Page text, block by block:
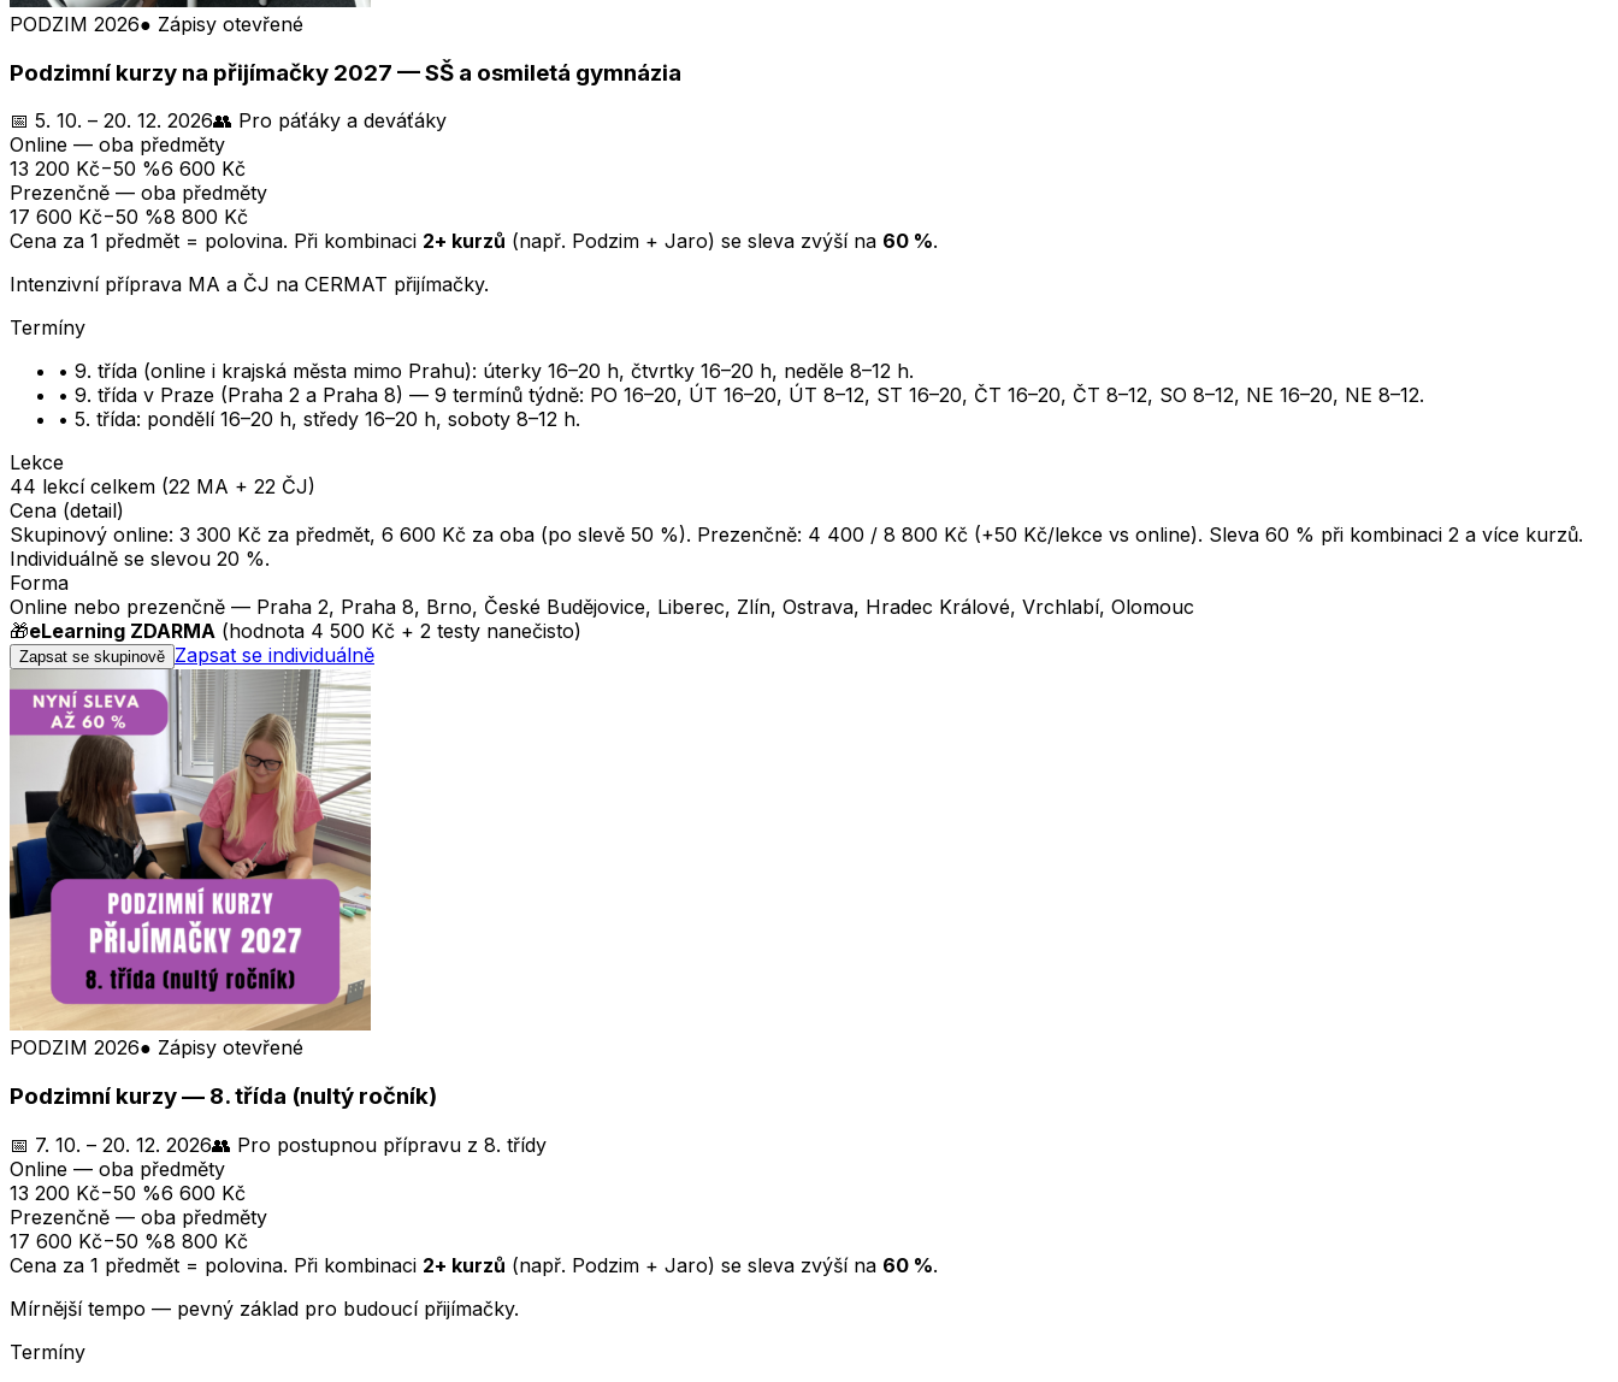
PODZIM 2026● Zápisy otevřené
Podzimní kurzy na přijímačky 2027 — SŠ a osmiletá gymnázia
📅 5. 10. – 20. 12. 2026👥 Pro páťáky a deváťáky
Online — oba předměty
13 200 Kč−50 %6 600 Kč
Prezenčně — oba předměty
17 600 Kč−50 %8 800 Kč
Cena za 1 předmět = polovina. Při kombinaci 2+ kurzů (např. Podzim + Jaro) se sleva zvýší na 60 %.
Intenzivní příprava MA a ČJ na CERMAT přijímačky.
Termíny
• 9. třída (online i krajská města mimo Prahu): úterky 16–20 h, čtvrtky 16–20 h, neděle 8–12 h.
• 9. třída v Praze (Praha 2 a Praha 8) — 9 termínů týdně: PO 16–20, ÚT 16–20, ÚT 8–12, ST 16–20, ČT 16–20, ČT 8–12, SO 8–12, NE 16–20, NE 8–12.
• 5. třída: pondělí 16–20 h, středy 16–20 h, soboty 8–12 h.
Lekce
44 lekcí celkem (22 MA + 22 ČJ)
Cena (detail)
Skupinový online: 3 300 Kč za předmět, 6 600 Kč za oba (po slevě 50 %). Prezenčně: 4 400 / 8 800 Kč (+50 Kč/lekce vs online). Sleva 60 % při kombinaci 2 a více kurzů.
Individuálně se slevou 20 %.
Forma
Online nebo prezenčně — Praha 2, Praha 8, Brno, České Budějovice, Liberec, Zlín, Ostrava, Hradec Králové, Vrchlabí, Olomouc
🎁eLearning ZDARMA (hodnota 4 500 Kč + 2 testy nanečisto)
Zapsat se skupinově Zapsat se individuálně
PODZIM 2026● Zápisy otevřené
Podzimní kurzy — 8. třída (nultý ročník)
📅 7. 10. – 20. 12. 2026👥 Pro postupnou přípravu z 8. třídy
Online — oba předměty
13 200 Kč−50 %6 600 Kč
Prezenčně — oba předměty
17 600 Kč−50 %8 800 Kč
Cena za 1 předmět = polovina. Při kombinaci 2+ kurzů (např. Podzim + Jaro) se sleva zvýší na 60 %.
Mírnější tempo — pevný základ pro budoucí přijímačky.
Termíny